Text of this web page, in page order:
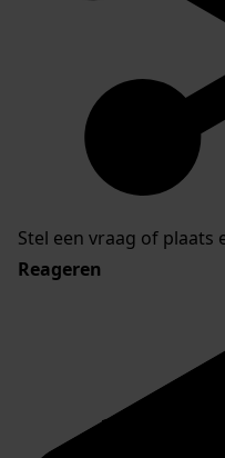
Stel een vraag of
Reageren